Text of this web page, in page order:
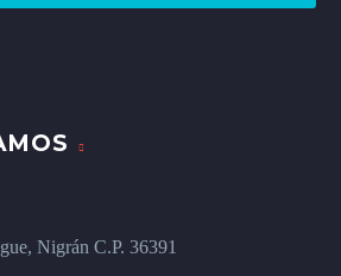
Nigrán C.P. 36391